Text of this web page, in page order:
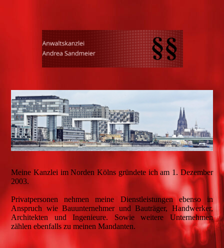
Meine Kanzlei im Norden Kölns gründete ich am 1. Dezember
2003.
Privatpersonen nehmen meine Dienstleistungen ebenso in
Anspruch wie Bauunternehmer und Bauträger, Handwerker,
Architekten und Ingenieure. Sowie weitere Unternehmen
zählen ebenfalls zu meinen Mandanten.